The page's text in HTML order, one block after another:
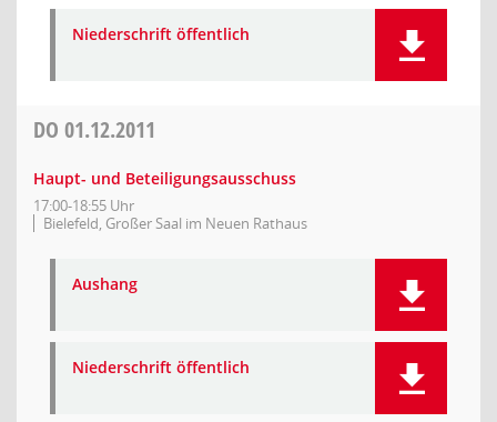
Niederschrift öffentlich
DO 01.12.2011
Haupt- und Beteiligungsausschuss
17:00-18:55 Uhr
Bielefeld, Großer Saal im Neuen Rathaus
Aushang
Niederschrift öffentlich